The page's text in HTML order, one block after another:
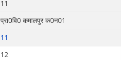
11
प्रा0वि0 कमालपुर क0न01
11
12